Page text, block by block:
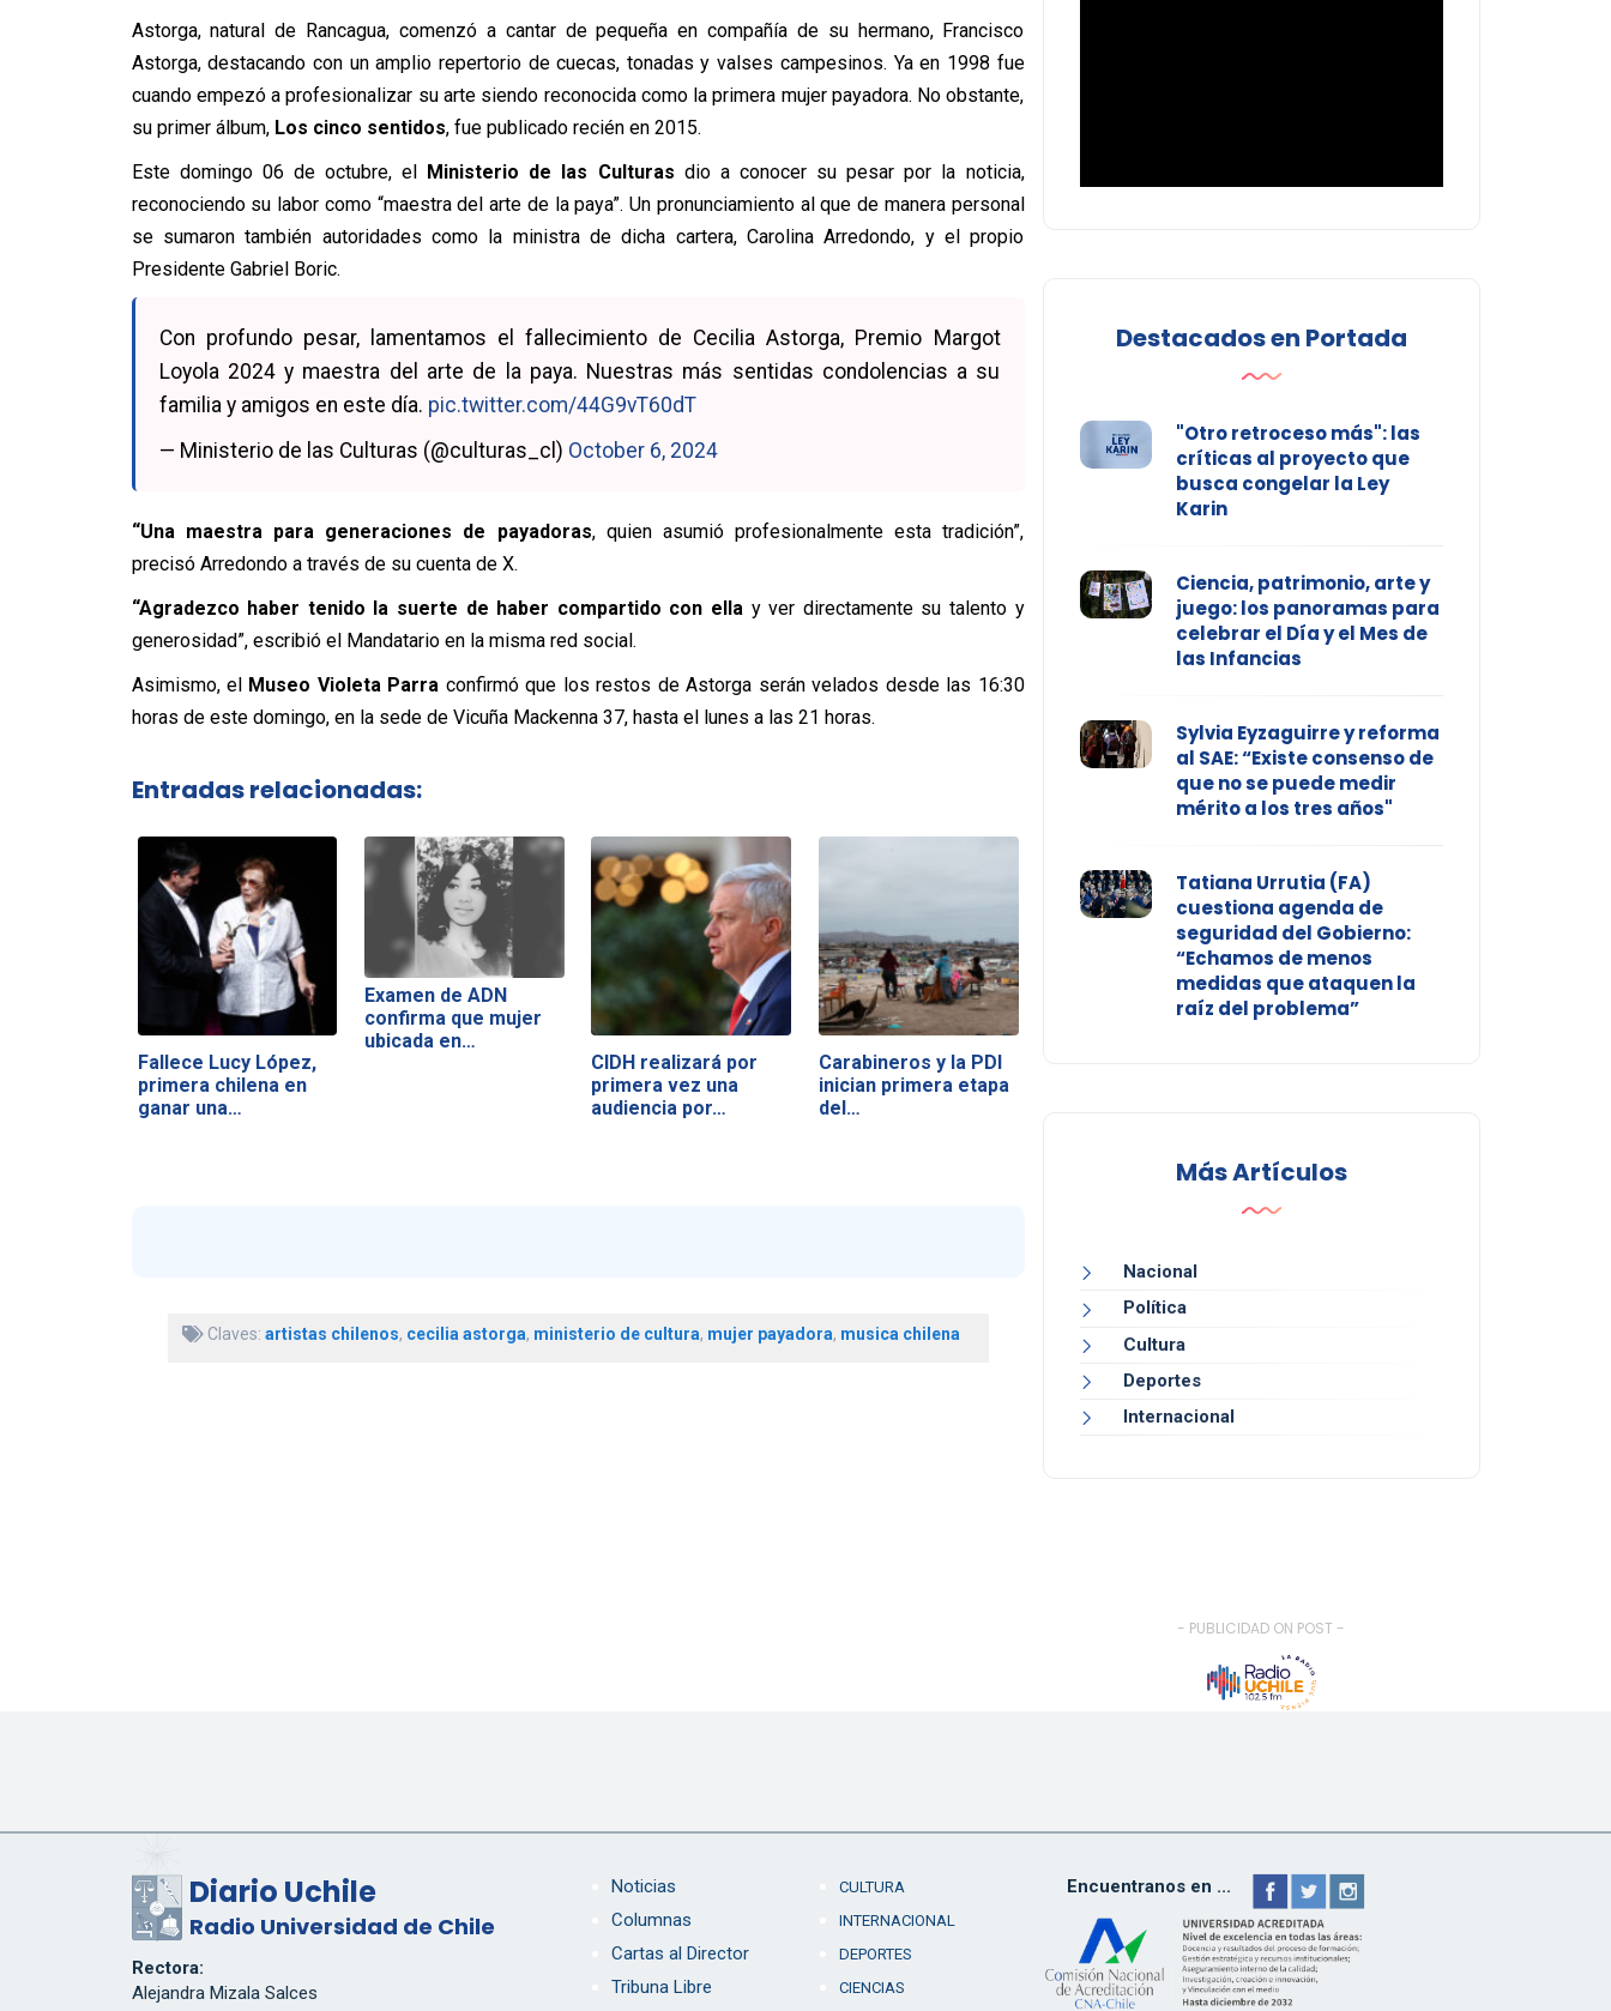
Astorga, natural de Rancagua, comenzó a cantar de pequeña en compañía de su hermano, Francisco
Astorga, destacando con un amplio repertorio de cuecas, tonadas y valses campesinos. Ya en 1998 fue
cuando empezó a profesionalizar su arte siendo reconocida como la primera mujer payadora. No obstante,
su primer álbum, Los cinco sentidos, fue publicado recién en 2015.
Este domingo 06 de octubre, el Ministerio de las Culturas dio a conocer su pesar por la noticia,
reconociendo su labor como “maestra del arte de la paya”. Un pronunciamiento al que de manera personal
se sumaron también autoridades como la ministra de dicha cartera, Carolina Arredondo, y el propio
Presidente Gabriel Boric.
Con profundo pesar, lamentamos el fallecimiento de Cecilia Astorga, Premio Margot
Loyola 2024 y maestra del arte de la paya. Nuestras más sentidas condolencias a su
familia y amigos en este día. pic.twitter.com/44G9vT60dT
— Ministerio de las Culturas (@culturas_cl) October 6, 2024
“Una maestra para generaciones de payadoras, quien asumió profesionalmente esta tradición”,
precisó Arredondo a través de su cuenta de X.
“Agradezco haber tenido la suerte de haber compartido con ellay ver directamente su talento y
generosidad”, escribió el Mandatario en la misma red social.
Asimismo, el Museo Violeta Parra confirmó que los restos de Astorga serán velados desde las 16:30
horas de este domingo, en la sede de Vicuña Mackenna 37, hasta el lunes a las 21 horas.
Entradas relacionadas:
Fallece Lucy López,
primera chilena en
ganar una…
Examen de ADN
confirma que mujer
ubicada en…
CIDH realizará por
primera vez una
audiencia por…
Carabineros y la PDI
inician primera etapa
del…
Claves: artistas chilenos, cecilia astorga, ministerio de cultura, mujer payadora, musica chilena
Destacados en Portada
"Otro retroceso más": las
críticas al proyecto que
busca congelar la Ley
Karin
Ciencia, patrimonio, arte y
juego: los panoramas para
celebrar el Día y el Mes de
las Infancias
Sylvia Eyzaguirre y reforma
al SAE: “Existe consenso de
que no se puede medir
mérito a los tres años"
Tatiana Urrutia (FA)
cuestiona agenda de
seguridad del Gobierno:
“Echamos de menos
medidas que ataquen la
raíz del problema”
Más Artículos
Nacional
Política
Cultura
Deportes
Internacional
- PUBLICIDAD ON POST -
Diario Uchile
Radio Universidad de Chile
Rectora:
Alejandra Mizala Salces
Noticias
Columnas
Cartas al Director
Tribuna Libre
CULTURA
INTERNACIONAL
DEPORTES
CIENCIAS
Encuentranos en ...